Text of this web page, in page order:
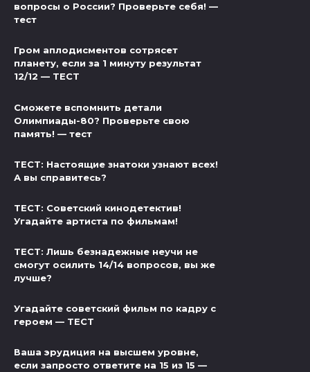
вопросы о России? Проверьте себя! —
тест
Гром аплодисментов сотрясет
планету, если за 1 минуту результат
12/12 — ТЕСТ
Сможете вспомнить детали
Олимпиады-80? Проверьте свою
память! — тест
ТЕСТ: Настоящие знатоки узнают всех!
А вы справитесь?
ТЕСТ: Советский кинодетектив!
Угадайте артиста по фильмам!
ТЕСТ: Лишь безнадежные неучи не
смогут осилить 14/14 вопросов, вы же
лучше?
Угадайте советский фильм по кадру с
героем — ТЕСТ
Ваша эрудиция на высшем уровне,
если запросто ответите на 15 из 15 —